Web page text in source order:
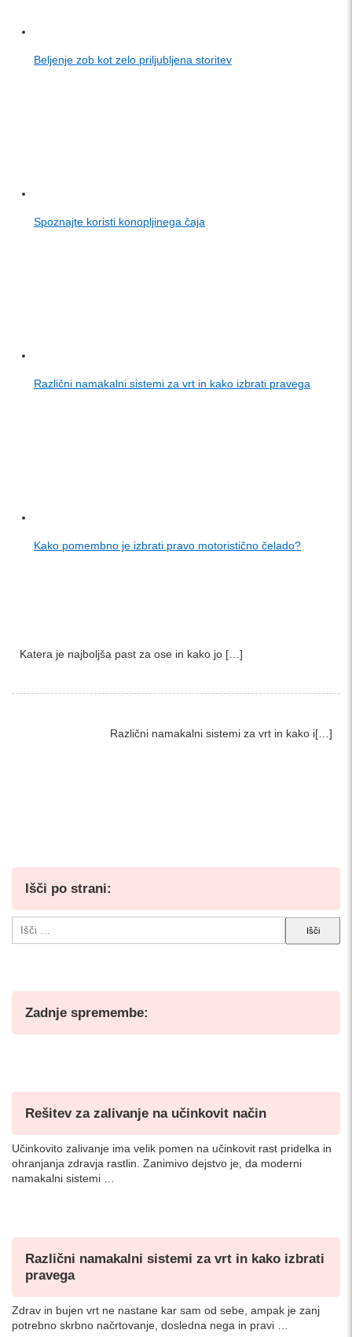
Beljenje zob kot zelo priljubljena storitev
Spoznajte koristi konopljinega čaja
Različni namakalni sistemi za vrt in kako izbrati pravega
Kako pomembno je izbrati pravo motoristično čelado?
Katera je najboljša past za ose in kako jo […]
Različni namakalni sistemi za vrt in kako i[…]
Išči po strani:
Išči:
Zadnje spremembe:
Rešitev za zalivanje na učinkovit način
Učinkovito zalivanje ima velik pomen na učinkovit rast pridelka in
ohranjanja zdravja rastlin. Zanimivo dejstvo je, da moderni
namakalni sistemi …
Različni namakalni sistemi za vrt in kako izbrati
pravega
Zdrav in bujen vrt ne nastane kar sam od sebe, ampak je zanj
potrebno skrbno načrtovanje, dosledna nega in pravi …